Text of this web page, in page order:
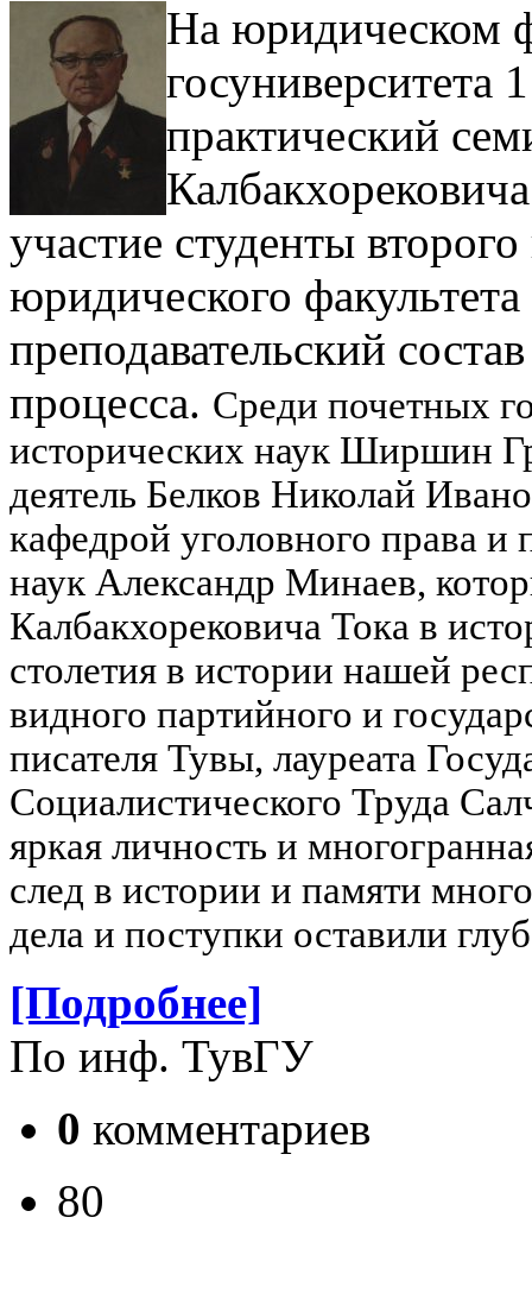
На юридическом
госуниверситета
практический
участие студенты
юридического
преподавательский
процесса. Среди почетных
исторических наук Ширшин
деятель Белков Николай
кафедрой уголовного права
наук Александр Минаев,
Калбакхорековича Тока в
столетия в истории нашей
видного партийного и
писателя Тувы, лауреата
Социалистического Труда
яркая личность и
след в истории и памяти
дела и поступки оставили
[Подробнее]
По инф. ТувГУ
0 комментариев
80